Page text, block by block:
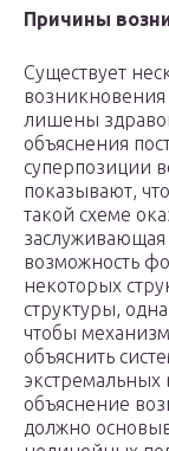
Причины
Существует
лишены
объяснения
суперпозиции
показывают,
такой схеме
заслуживающая
возможность
некоторых
структуры,
чтобы
объяснить
экстремальных
объяснение
должно